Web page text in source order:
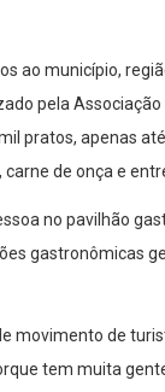
ao município,
pela
pratos, apenas
de onça e
no pavilhão
gastronômicas
movimento de
tem muita